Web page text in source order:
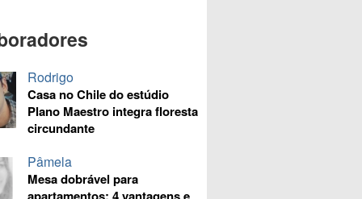
Rodrigo
Casa no Chile do estúdio
Plano Maestro integra floresta
circundante
Pâmela
Mesa dobrável para